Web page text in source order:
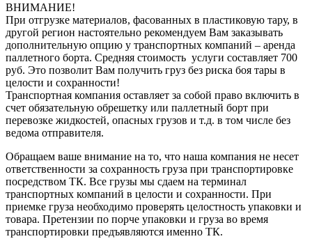
ВНИМАНИЕ!
При отгрузке материалов, фасованных в пластиковую тару, в
другой регион настоятельно рекомендуем Вам заказывать
дополнительную опцию у транспортных компаний – аренда
паллетного борта. Средняя стоимость услуги составляет 700
руб. Это позволит Вам получить груз без риска боя тары в
целости и сохранности!
Транспортная компания оставляет за собой право включить в
счет обязательную обрешетку или паллетный борт при
перевозке жидкостей, опасных грузов и т.д. в том числе без
ведома отправителя.
Обращаем ваше внимание на то, что наша компания не несет
ответственности за сохранность груза при транспортировке
посредством ТК. Все грузы мы сдаем на терминал
транспортных компаний в целости и сохранности. При
приемке груза необходимо проверять целостность упаковки и
товара. Претензии по порче упаковки и груза во время
транспортировки предъявляются именно ТК.